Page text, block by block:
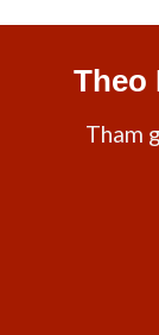
Theo
Tham